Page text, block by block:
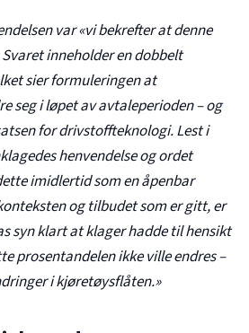
var «vi bekrefter at denne
inneholder en dobbelt
sier formuleringen at
seg i løpet av avtaleperioden – og
for drivstoffteknologi. Lest i
henvendelse og ordet
imidlertid som en åpenbar
og tilbudet som er gitt, er
syn klart at klager hadde til hensikt
prosentandelen ikke ville endres –
i kjøretøysflåten.»